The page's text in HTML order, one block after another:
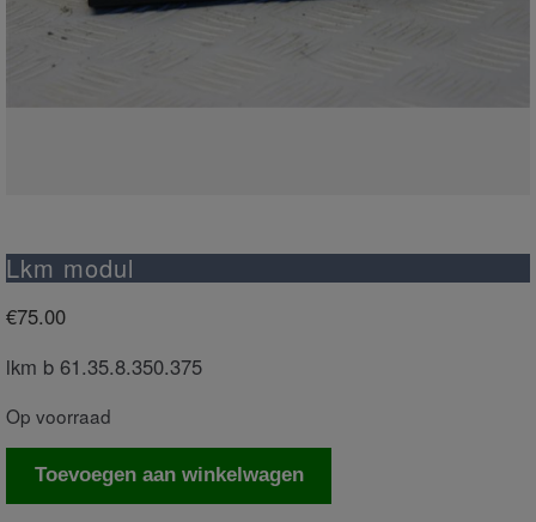
Lkm modul
€75.00
lkm b 61.35.8.350.375
Op voorraad
LkmToevoegen aan winkelwagen